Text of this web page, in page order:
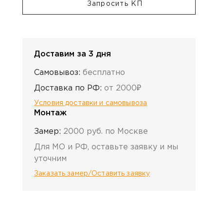
Запросить КП
Доставим за 3 дня
Самовывоз: бесплатно
Доставка по РФ: от 2000₽
Условия доставки и самовывоза
Монтаж
Замер: 2000 руб. по Москве
Для МО и РФ, оставьте заявку и мы
уточним
Заказать замер/Оставить заявку